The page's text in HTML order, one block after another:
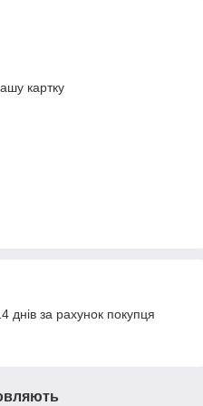
картку
днів за рахунок покупця